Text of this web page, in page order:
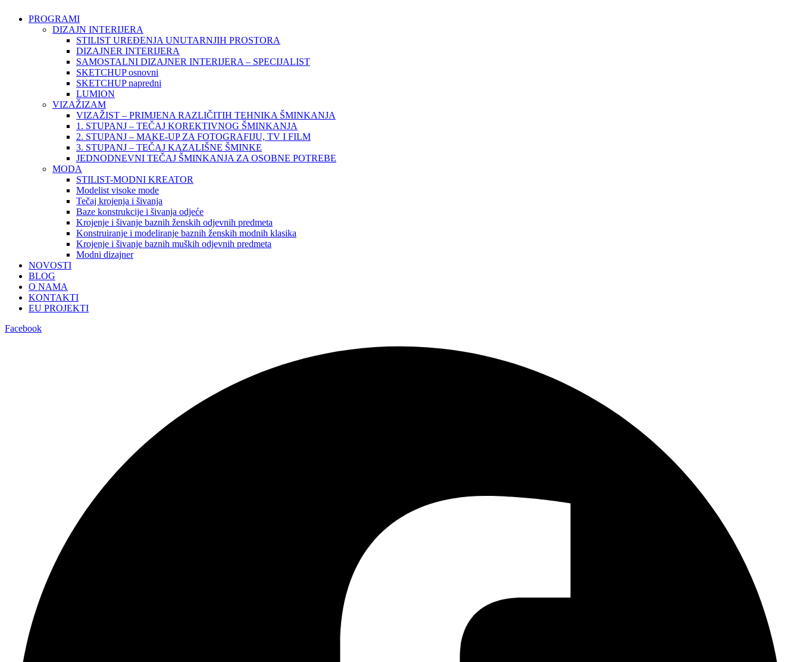
PROGRAMI
DIZAJN INTERIJERA
STILIST UREĐENJA UNUTARNJIH PROSTORA
DIZAJNER INTERIJERA
SAMOSTALNI DIZAJNER INTERIJERA – SPECIJALIST
SKETCHUP osnovni
SKETCHUP napredni
LUMION
VIZAŽIZAM
VIZAŽIST – PRIMJENA RAZLIČITIH TEHNIKA ŠMINKANJA
1. STUPANJ – TEČAJ KOREKTIVNOG ŠMINKANJA
2. STUPANJ – MAKE-UP ZA FOTOGRAFIJU, TV I FILM
3. STUPANJ – TEČAJ KAZALIŠNE ŠMINKE
JEDNODNEVNI TEČAJ ŠMINKANJA ZA OSOBNE POTREBE
MODA
STILIST-MODNI KREATOR
Modelist visoke mode
Tečaj krojenja i šivanja
Baze konstrukcije i šivanja odjeće
Krojenje i šivanje baznih ženskih odjevnih predmeta
Konstruiranje i modeliranje baznih ženskih modnih klasika
Krojenje i šivanje baznih muških odjevnih predmeta
Modni dizajner
NOVOSTI
BLOG
O NAMA
KONTAKTI
EU PROJEKTI
Facebook